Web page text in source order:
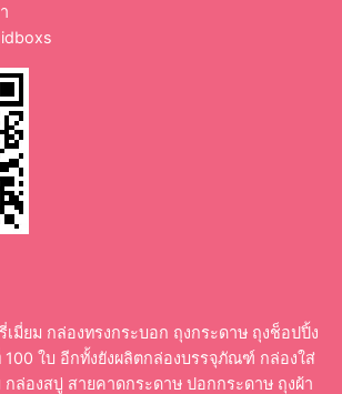
เมี่ยม กล่องทรงกระบอก ถุงกระดาษ ถุงช็อปปิ้ง
ใบ อีกทั้งยังผลิตกล่องบรรจุภัณฑ์ กล่องใส่
ล่องสบู่ สายคาดกระดาษ ปอกกระดาษ ถุงผ้า